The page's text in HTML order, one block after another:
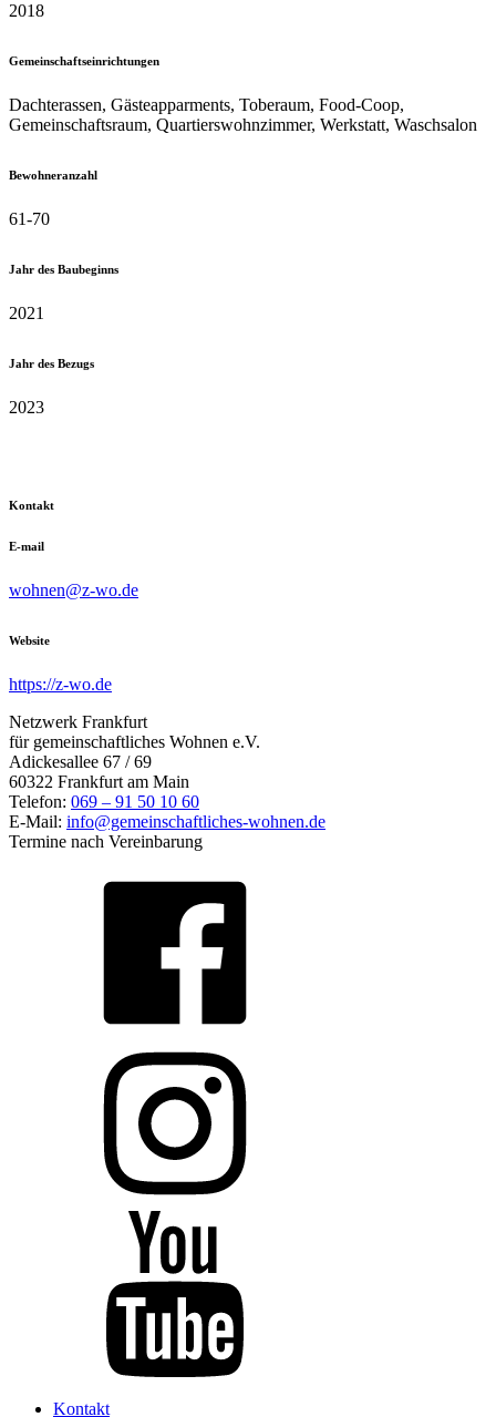
2018
Gemeinschafts­einrichtungen
Dachterassen, Gästeapparments, Toberaum, Food-Coop,
Gemeinschaftsraum, Quartierswohnzimmer, Werkstatt, Waschsalon
Bewohneranzahl
61-70
Jahr des Baubeginns
2021
Jahr des Bezugs
2023
Kontakt
E-mail
wohnen@z-wo.de
Website
https://z-wo.de
Netzwerk Frankfurt
für gemeinschaftliches Wohnen e.V.
Adickesallee 67 / 69
60322 Frankfurt am Main
Telefon: 069 – 91 50 10 60
E-Mail: info@gemeinschaftliches-wohnen.de
Termine nach Vereinbarung
Kontakt